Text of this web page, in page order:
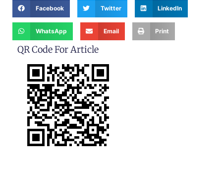
Facebook Twitter LinkedIn
WhatsApp Email Print
QR Code For Article